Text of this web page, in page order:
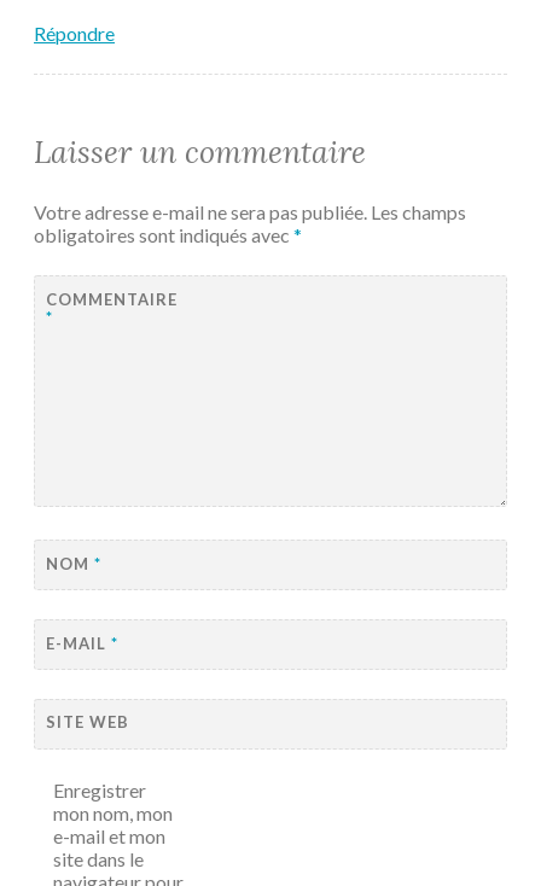
Répondre
Laisser un commentaire
Votre adresse e-mail ne sera pas publiée. Les champs
obligatoires sont indiqués avec *
COMMENTAIRE
*
NOM *
E-MAIL *
SITE WEB
Enregistrer
mon nom, mon
e-mail et mon
site dans le
navigateur pour